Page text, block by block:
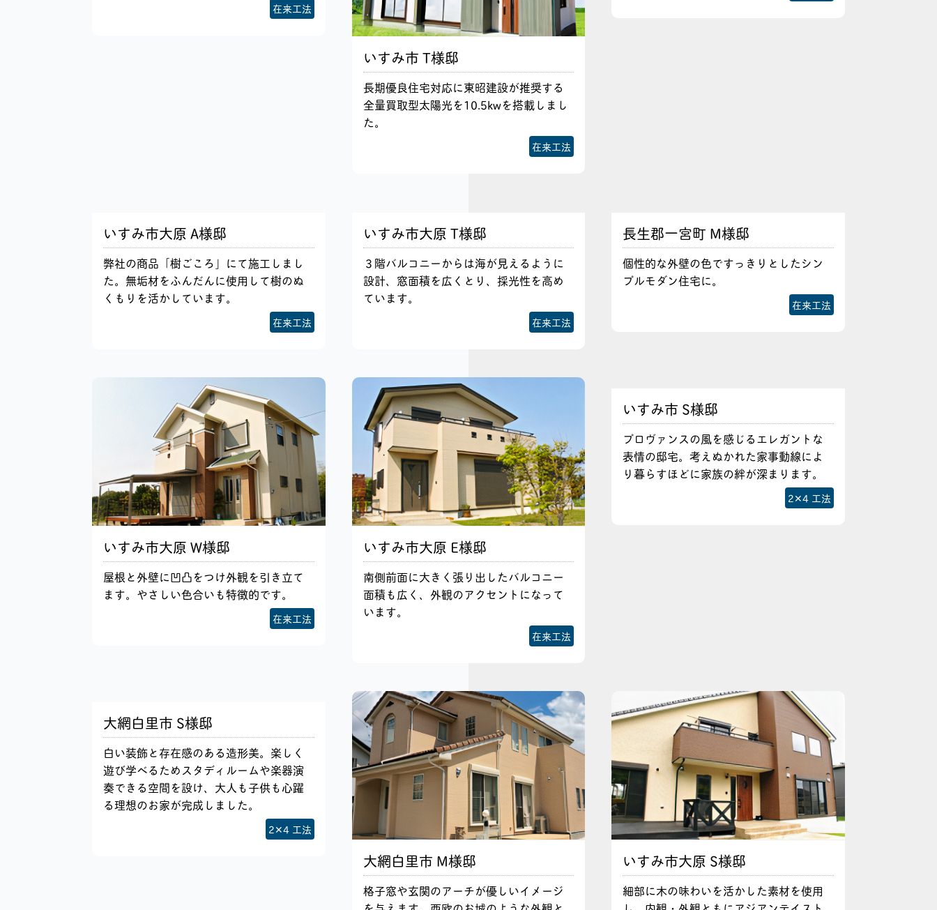
在来工法
いすみ市 T様邸
長期優良住宅対応に東昭建設が推奨する
全量買取型太陽光を10.5kwを搭載しまし
た。
在来工法
いすみ市大原 A様邸
弊社の商品「樹ごころ」にて施工しまし
た。無垢材をふんだんに使用して樹のぬ
くもりを活かしています。
在来工法
いすみ市大原 T様邸
３階バルコニーからは海が見えるように
設計、窓面積を広くとり、採光性を高め
ています。
在来工法
長生郡一宮町 M様邸
個性的な外壁の色ですっきりとしたシン
プルモダン住宅に。
在来工法
いすみ市大原 W様邸
屋根と外壁に凹凸をつけ外観を引き立て
ます。やさしい色合いも特徴的です。
在来工法
いすみ市大原 E様邸
南側前面に大きく張り出したバルコニー
面積も広く、外観のアクセントになって
います。
在来工法
いすみ市 S様邸
プロヴァンスの風を感じるエレガントな
表情の邸宅。考えぬかれた家事動線によ
り暮らすほどに家族の絆が深まります。
2✕4 工法
大網白里市 S様邸
白い装飾と存在感のある造形美。楽しく
遊び学べるためスタディルームや楽器演
奏できる空間を設け、大人も子供も心躍
る理想のお家が完成しました。
2✕4 工法
大網白里市 M様邸
格子窓や玄関のアーチが優しいイメージ
いすみ市大原 S様邸
細部に木の味わいを活かした素材を使用